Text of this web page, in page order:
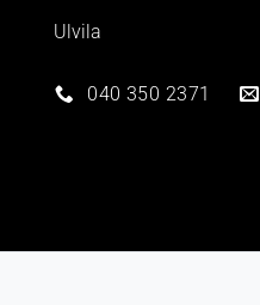
Ulvila
040 350 2371